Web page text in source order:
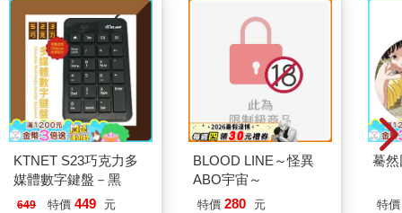
KTNET S23巧克力多
媒體數字鍵盤－黑
649 特價 449 元
BLOOD LINE～怪異
ABO宇宙～
特價 280 元
驀
特價